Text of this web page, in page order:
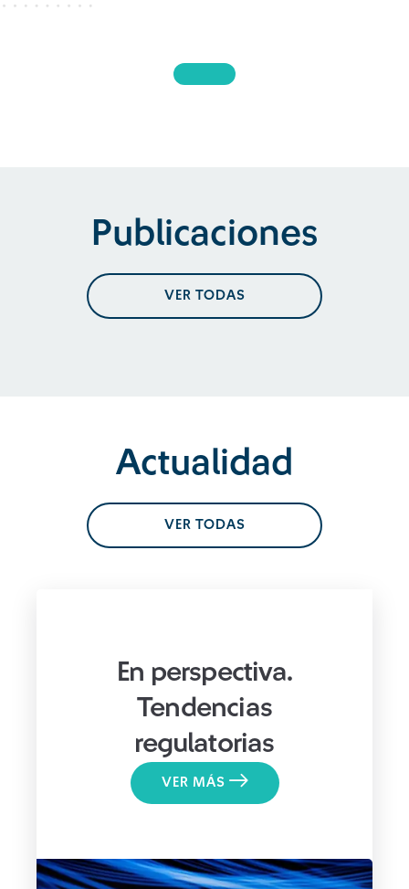
Publicaciones
VER TODAS
Actualidad
VER TODAS
En perspectiva.
Tendencias
regulatorias
VER MÁS